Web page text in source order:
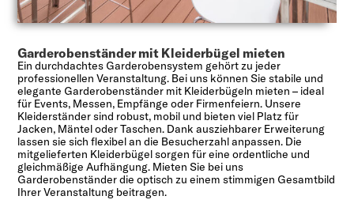
Garderobenständer mit Kleiderbügel mieten
Ein durchdachtes Garderobensystem gehört zu jeder
professionellen Veranstaltung. Bei uns können Sie stabile und
elegante Garderobenständer mit Kleiderbügeln mieten – ideal
für Events, Messen, Empfänge oder Firmenfeiern. Unsere
Kleiderständer sind robust, mobil und bieten viel Platz für
Jacken, Mäntel oder Taschen. Dank ausziehbarer Erweiterung
lassen sie sich flexibel an die Besucherzahl anpassen. Die
mitgelieferten Kleiderbügel sorgen für eine ordentliche und
gleichmäßige Aufhängung. Mieten Sie bei uns
Garderobenständer die optisch zu einem stimmigen Gesamtbild
Ihrer Veranstaltung beitragen.